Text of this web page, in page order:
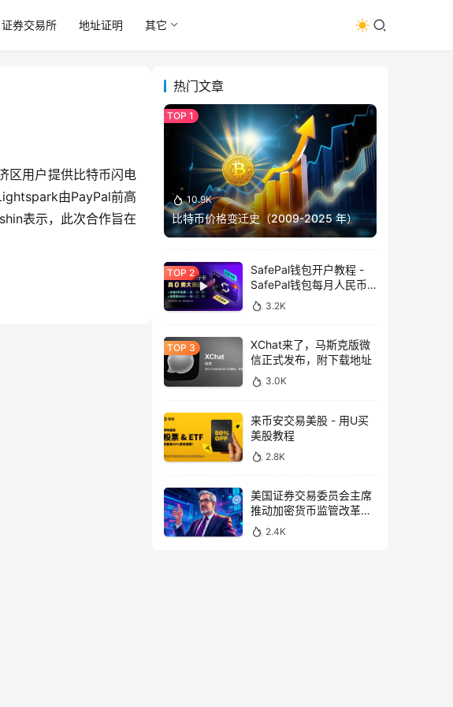
证券交易所 地址证明 其它
区用户提供比特币闪电
由PayPal前高
表示，此次合作旨在
热门文章
10.9K
比特币价格变迁史（2009-2025 年）
SafePal钱包开户教程 -
SafePal钱包每月人民币
消费前666U享受汇损补
贴
3.2K
XChat来了，马斯克版微
信正式发布，附下载地址
3.0K
来币安交易美股 - 用U买
美股教程
2.8K
美国证券交易委员会主席
推动加密货币监管改革，
力求未来验证
2.4K